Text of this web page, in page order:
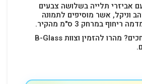
אביזרי תלייה בשלושה צבעים
וניקל, אשר מוסיפים לתמונה
במרחק 3 ס"מ מהקיר.
אז למה אתם מחכים? מהרו להזמין וצוות B-Glass